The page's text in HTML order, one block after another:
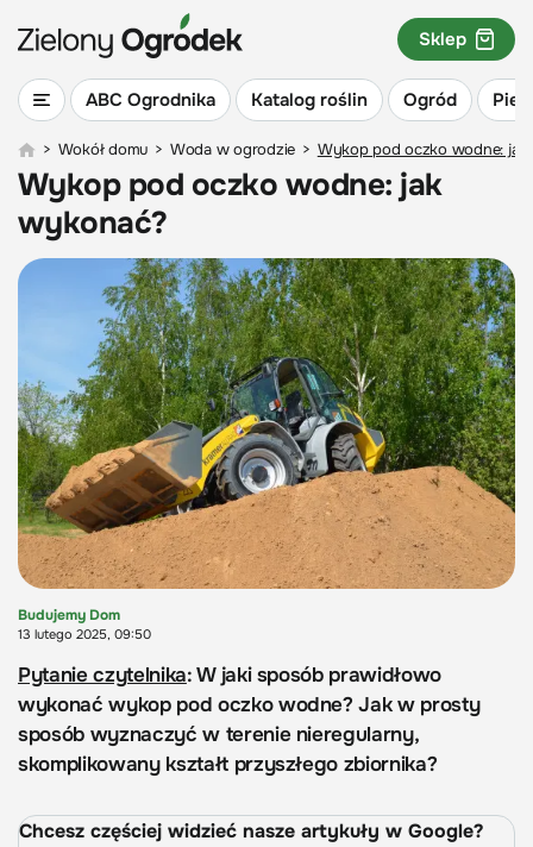
ABC Ogrodnika Katalog roślin Ogród
Sklep
> Wokół domu > Woda w ogrodzie > Wykop pod oczko wodne: jak
Wykop pod oczko wodne: jak
wykonać?
Budujemy Dom
13 lutego 2025, 09:50
Pytanie czytelnika: W jaki sposób prawidłowo
wykonać wykop pod oczko wodne? Jak w prosty
sposób wyznaczyć w terenie nieregularny,
skomplikowany kształt przyszłego zbiornika?
Chcesz częściej widzieć nasze artykuły w Google?